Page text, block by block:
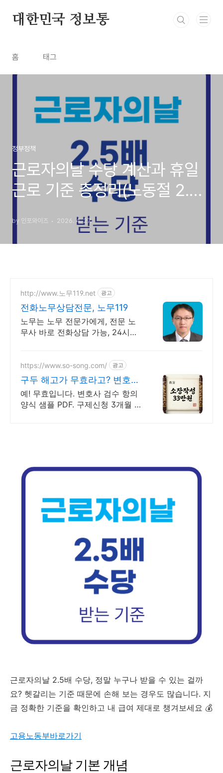
대한민국 정보통
홈 태그
정부정책
근로자의날 수당 계산과 휴일
근로 기준 총정리(노동절 2.5
배 받는 기준)
by 인포와이즈 2026. 4. 27.
http://www.노무119.net 광고
전화노무상담전문, 노무119
노무는 노무 전문가에게, 전문 노
무사 바로 전화상담 가능, 24시간
https://www.so-song.com/ 광고
구두 해고가 무효라고? 변호사
가 직접 작성
예! 무효입니다. 변호사 검수 항의
양식 샘플 PDF. 구제신청 3개월 안
근로자의날 2.5배 수당, 정말 누구나 받을 수 있는 걸까
요? 헷갈리는 기준 때문에 손해 보는 경우도 많습니다. 지
금 정확한 기준을 확인하고 내 급여 제대로 챙겨보세요 💰
고용노동부바로가기
근로자의날 기본 개념